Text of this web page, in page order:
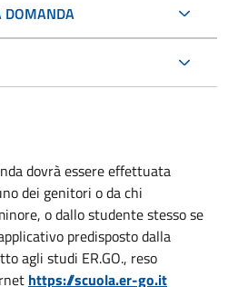
DOMANDA
dovrà essere effettuata
dei genitori o da chi
o dallo studente stesso se
predisposto dalla
agli studi ER.GO., reso
https://scuola.er-go.it